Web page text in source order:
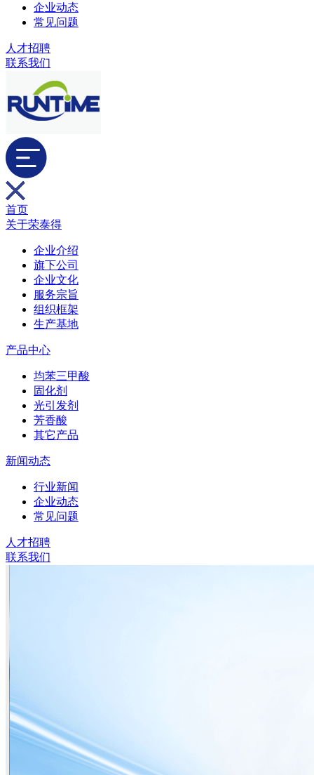
企业动态
常见问题
人才招聘
联系我们
首页
关于荣泰得
企业介绍
旗下公司
企业文化
服务宗旨
组织框架
生产基地
产品中心
均苯三甲酸
固化剂
光引发剂
芳香酸
其它产品
新闻动态
行业新闻
企业动态
常见问题
人才招聘
联系我们